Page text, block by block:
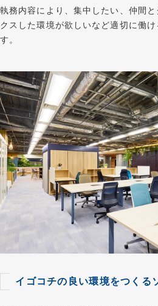
執務内容により、集中したい、仲間
クスした環境が欲しいなど適切に働
す。
イゴコチの良い環境をつくる